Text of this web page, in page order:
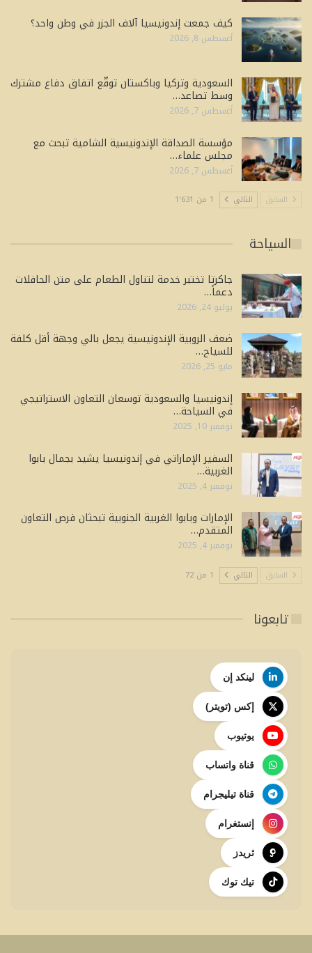
كيف جمعت إندونيسيا آلاف الجزر في وطن واحد؟
أغسطس 8, 2026
السعودية وتركيا وباكستان توقّع اتفاق دفاع مشترك
وسط تصاعد…
أغسطس 7, 2026
مؤسسة الصداقة الإندونيسية الشامية تبحث مع
مجلس علماء…
أغسطس 7, 2026
السابق التالي 1 من 1٬631
السياحة
جاكرتا تختبر خدمة لتناول الطعام على متن الحافلات
دعماً…
يوليو 24, 2026
ضعف الروبية الإندونيسية يجعل بالي وجهة أقل كلفة
للسياح…
مايو 25, 2026
إندونيسيا والسعودية توسعان التعاون الاستراتيجي
في السياحة…
نوفمبر 10, 2025
السفير الإماراتي في إندونيسيا يشيد بجمال بابوا
الغربية…
نوفمبر 4, 2025
الإمارات وبابوا الغربية الجنوبية تبحثان فرص التعاون
المتقدم…
نوفمبر 4, 2025
السابق التالي 1 من 72
تابعونا
لينكد إن
إكس (تويتر)
يوتيوب
قناة واتساب
قناة تيليجرام
إنستغرام
ثريدز
تيك توك